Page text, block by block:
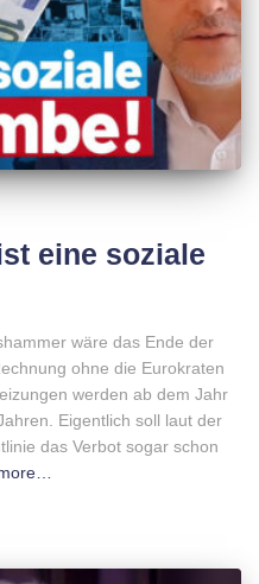
eine soziale
wäre das Ende der
ohne die Eurokraten
werden ab dem Jahr
Eigentlich soll laut der
das Verbot sogar schon